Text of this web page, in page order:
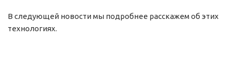
В следующей новости мы подробнее расскажем об этих
технологиях.